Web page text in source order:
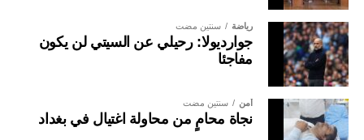
رياضة سنتين مضت
جوارديولا: رحيلي عن السيتي لن يكون
مفاجئا
أمن سنتين مضت
نجاة محامٍ من محاولة اغتيال في بغداد